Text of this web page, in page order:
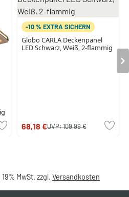
-10 % EXTRA SICHERN
Globo CARLA Deckenpanel
LED Schwarz, Weiß, 2-flammig
68,18 €UVP:109,99 €
MwSt. zzgl. Versandkosten